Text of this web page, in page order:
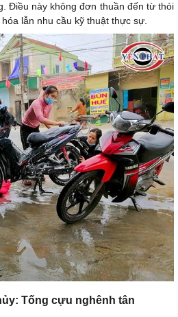
Điều này không đơn thuần đến từ thói
lẫn nhu cầu kỹ thuật thực sự.
Tống cựu nghênh tân